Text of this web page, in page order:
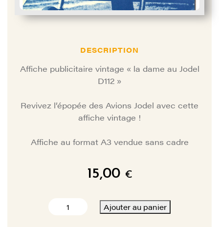
DESCRIPTION
Affiche publicitaire vintage « la dame au Jodel
D112 »
Revivez l’épopée des Avions Jodel avec cette
affiche vintage !
Affiche au format A3 vendue sans cadre
15,00 €
quantité
Ajouter au panier